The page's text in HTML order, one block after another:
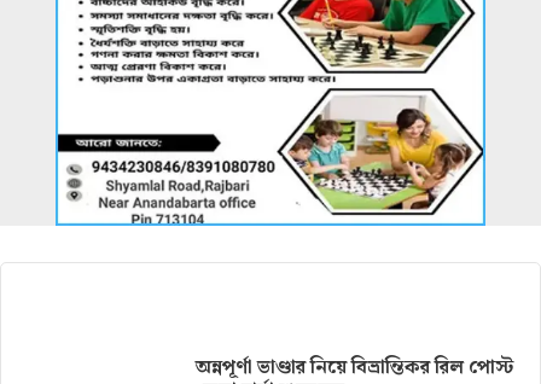
অন্নপূর্ণা ভাণ্ডার নিয়ে বিভ্রান্তিকর রিল পোস্ট